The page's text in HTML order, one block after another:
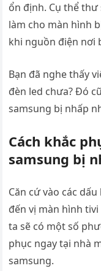
ổn định. Cụ thể
làm cho màn hình
khi nguồn điện nơi
Bạn đã nghe thấy
đèn led chưa? Đó
samsung bị nhấp
Cách khắc
samsung bị
Căn cứ vào các
đến vị màn hình
ta sẽ có một số
phục ngay tại nhà
samsung.